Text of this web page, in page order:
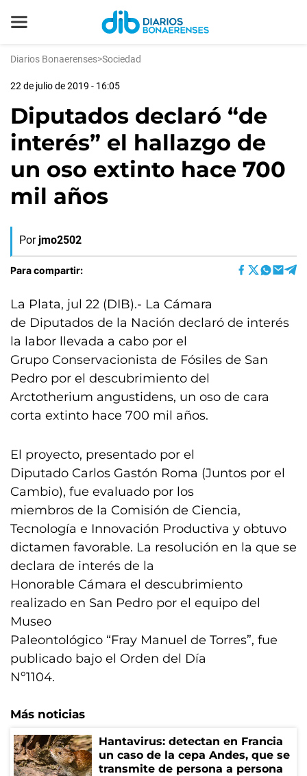
Diarios Bonaerenses>Sociedad
22 de julio de 2019 - 16:05
Diputados declaró “de
interés” el hallazgo de
un oso extinto hace 700
mil años
Por jmo2502
Para compartir:
La Plata, jul 22 (DIB).- La Cámara
de Diputados de la Nación declaró de interés
la labor llevada a cabo por el
Grupo Conservacionista de Fósiles de San
Pedro por el descubrimiento del
Arctotherium angustidens, un oso de cara
corta extinto hace 700 mil años.
El proyecto, presentado por el
Diputado Carlos Gastón Roma (Juntos por el
Cambio), fue evaluado por los
miembros de la Comisión de Ciencia,
Tecnología e Innovación Productiva y obtuvo
dictamen favorable. La resolución en la que se
declara de interés de la
Honorable Cámara el descubrimiento
realizado en San Pedro por el equipo del
Museo
Paleontológico “Fray Manuel de Torres”, fue
publicado bajo el Orden del Día
Nº1104.
Más noticias
Hantavirus: detectan en Francia
un caso de la cepa Andes, que se
transmite de persona a persona